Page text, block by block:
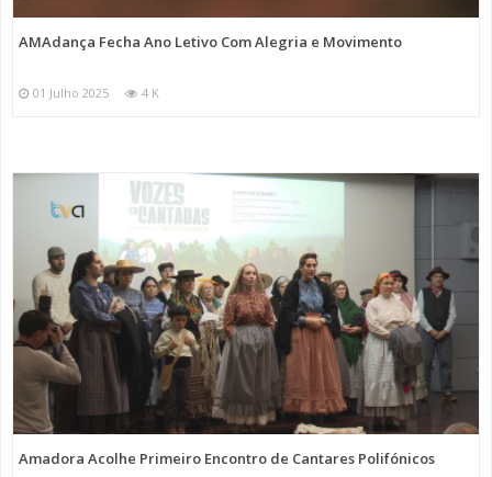
AMAdança Fecha Ano Letivo Com Alegria e Movimento
01 Julho 2025 4 K
Amadora Acolhe Primeiro Encontro de Cantares Polifónicos